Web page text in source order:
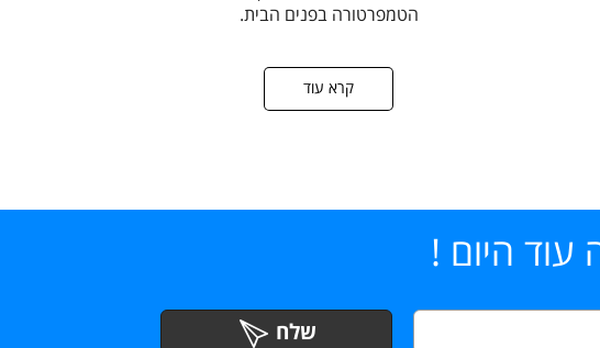
הטמפרטורה בפנים הבית.
קרא עוד
היום !
שלח